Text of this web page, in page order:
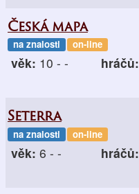
Česká mapa
na znalosti on-line
věk: 10 - - hráčů:
Seterra
na znalosti on-line
věk: 6 - - hráčů: